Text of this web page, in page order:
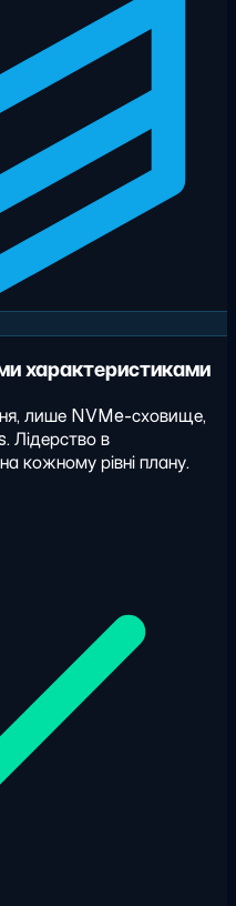
характеристиками
лише NVMe-сховище,
Лідерство в
кожному рівні плану.